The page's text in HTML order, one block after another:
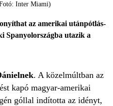
Inter Miami)
az amerikai utánpótlás-
Spanyolországba utazik a
. A közelmúltban az
kapó magyar-amerikai
góllal indította az idényt,